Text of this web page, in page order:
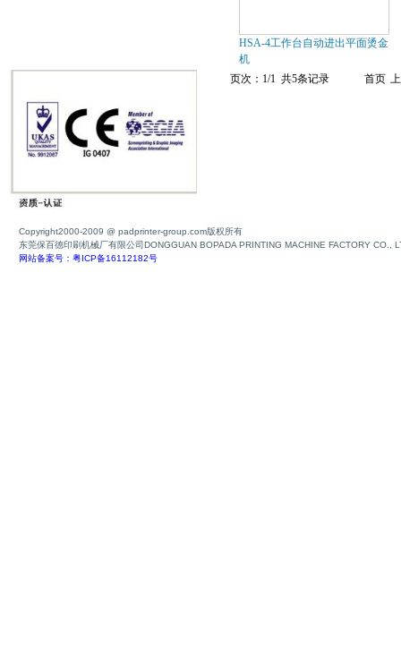
HSA-4工作台自动进出平面烫金
机
页次：1/1 共5条记录
首页
Copyright2000-2009 @ padprinter-group.com版权所有
东莞保百德印刷机械厂有限公司DONGGUAN BOPADA PRINTING MACHINE FACTORY CO.,
网站备案号：粤ICP备16112182号